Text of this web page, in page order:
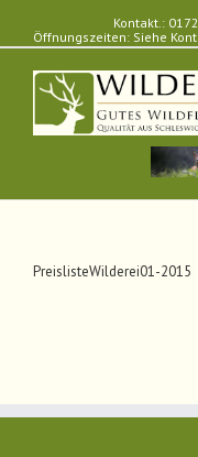
Kontakt.:
Öffnungszeiten: Siehe
PreislisteWilderei01-2015